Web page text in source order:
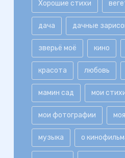
Хорошие стихи
дача дачные
зверьё моё кино
красота любовь
мамин сад мои
мои фотографии
музыка о